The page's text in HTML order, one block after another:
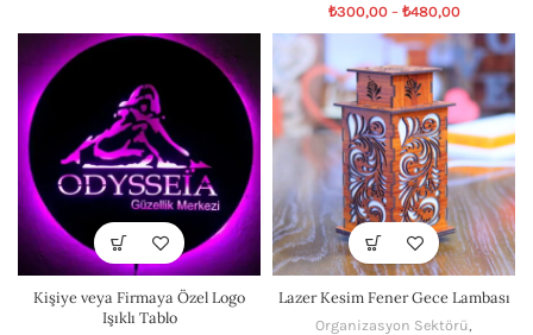
₺300,00 – ₺480,00
Kişiye veya Firmaya Özel Logo
Işıklı Tablo
Lazer Kesim Fener Gece Lambası
Organizasyon Sektörü,